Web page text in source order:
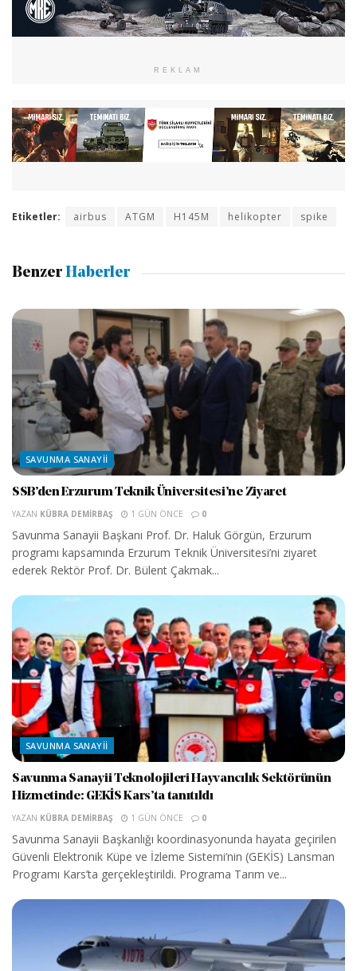
REKLAM
Etiketler: airbus ATGM H145M helikopter spike
Benzer Haberler
SAVUNMA SANAYII
SSB’den Erzurum Teknik Üniversitesi’ne Ziyaret
YAZAN KÜBRA DEMIRBAŞ 1 GÜN ÖNCE 0
Savunma Sanayii Başkanı Prof. Dr. Haluk Görgün, Erzurum
programı kapsamında Erzurum Teknik Üniversitesi’ni ziyaret
ederek Rektör Prof. Dr. Bülent Çakmak...
SAVUNMA SANAYII
Savunma Sanayii Teknolojileri Hayvancılık Sektörünün
Hizmetinde: GEKİS Kars’ta tanıtıldı
YAZAN KÜBRA DEMIRBAŞ 1 GÜN ÖNCE 0
Savunma Sanayii Başkanlığı koordinasyonunda hayata geçirilen
Güvenli Elektronik Küpe ve İzleme Sistemi’nin (GEKİS) Lansman
Programı Kars’ta gerçekleştirildi. Programa Tarım ve...